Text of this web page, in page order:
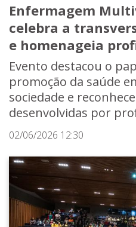
Enfermagem
celebra a
e homenageia
Evento destacou o
promoção da saúde
sociedade e
desenvolvidas por
02/06/2026 12:30